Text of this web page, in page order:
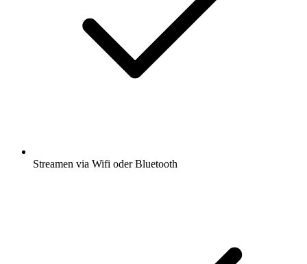
Streamen via Wifi oder Bluetooth